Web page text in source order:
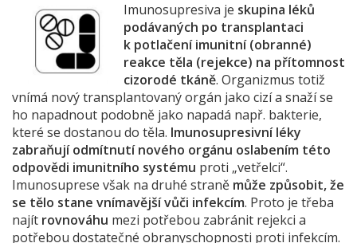
Imunosupresiva je skupina léků
podávaných po transplantaci
k potlačení imunitní (obranné)
reakce těla (rejekce) na přítomnost
cizorodé tkáně. Organizmus totiž
vnímá nový transplantovaný orgán jako cizí a snaží se
ho napadnout podobně jako napadá např. bakterie,
které se dostanou do těla. Imunosupresivní léky
zabraňují odmítnutí nového orgánu oslabením této
odpovědi imunitního systému proti „vetřelci“.
Imunosuprese však na druhé straně může způsobit, že
se tělo stane vnímavější vůči infekcím. Proto je třeba
najít rovnováhu mezi potřebou zabránit rejekci a
potřebou dostatečné obranyschopnosti proti infekcím.